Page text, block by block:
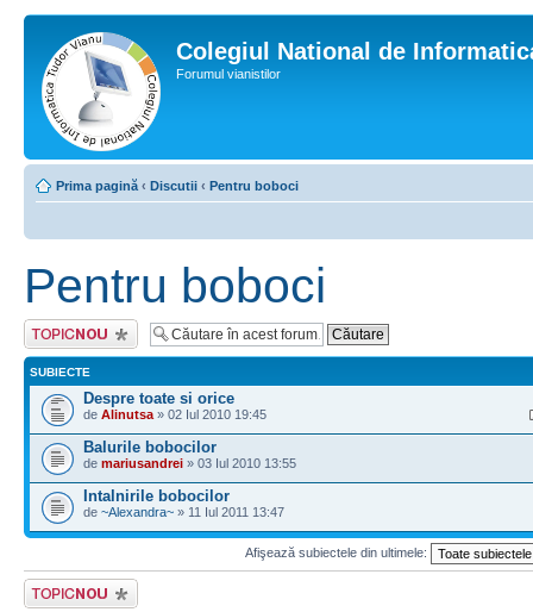
Colegiul National de
Forumul vianistilor
Prima pagină ‹ Discutii ‹ Pentru boboci
Pentru boboci
Scrie un subiect
nou
SUBIECTE
Despre toate si orice
de Alinutsa » 02 Iul 2010 19:45
Balurile bobocilor
de mariusandrei » 03 Iul 2010 13:55
Intalnirile bobocilor
de ~Alexandra~ » 11 Iul 2011 13:47
Afişează subiectele din ultimele:
Scrie un subiect
nou